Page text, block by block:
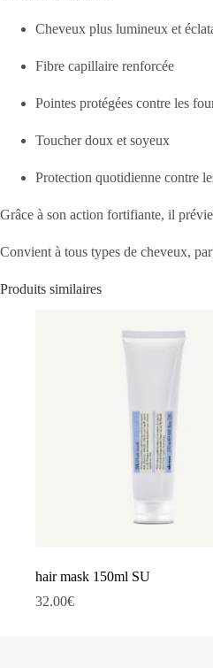
Cheveux plus lumineux et
Fibre capillaire renforcée
Pointes protégées contre les
Toucher doux et soyeux
Protection quotidienne contre
Grâce à son action fortifiante, il
Convient à tous types de cheveux,
Produits similaires
hair mask 150ml SU
32.00€